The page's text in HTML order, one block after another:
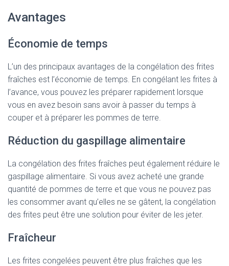
Avantages
Économie de temps
L’un des principaux avantages de la congélation des frites
fraîches est l’économie de temps. En congélant les frites à
l’avance, vous pouvez les préparer rapidement lorsque
vous en avez besoin sans avoir à passer du temps à
couper et à préparer les pommes de terre.
Réduction du gaspillage alimentaire
La congélation des frites fraîches peut également réduire le
gaspillage alimentaire. Si vous avez acheté une grande
quantité de pommes de terre et que vous ne pouvez pas
les consommer avant qu’elles ne se gâtent, la congélation
des frites peut être une solution pour éviter de les jeter.
Fraîcheur
Les frites congelées peuvent être plus fraîches que les